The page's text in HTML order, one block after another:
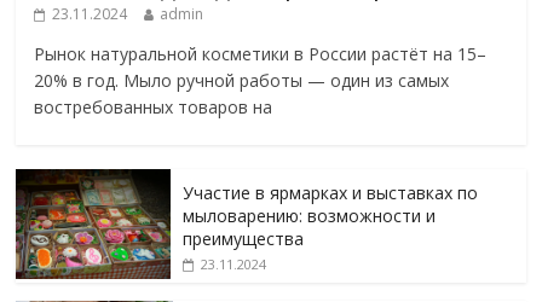
23.11.2024 admin
Рынок натуральной косметики в России растёт на 15–
20% в год. Мыло ручной работы — один из самых
востребованных товаров на
Участие в ярмарках и выставках по
мыловарению: возможности и
преимущества
23.11.2024